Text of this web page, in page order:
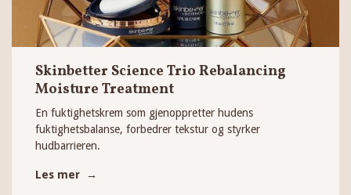
Skinbetter Science Trio Rebalancing
Moisture Treatment
En fuktighetskrem som gjenoppretter hudens
fuktighetsbalanse, forbedrer tekstur og styrker
hudbarrieren.
Les mer →